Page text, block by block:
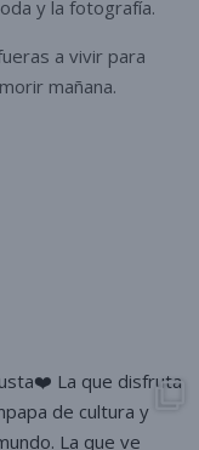
y la fotografía.
a vivir para
mañana.